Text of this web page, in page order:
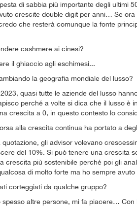
di sabbia più importante degli ultimi
crescite double digit per anni… Se
che resterà comunque la fonte
cashmere ai cinesi?
il ghiaccio agli eschimesi...
la geografia mondiale del lusso?
quasi tutte le aziende del lusso
perché a volte si dica che il lusso è
crescita a 0, in questo contesto lo
alla crescita continua ha portato a
quotazione, gli advisor volevano
del 10%. Si può tenere una crescita
crescita più sostenibile perché poi gli
di molto forte ma ho sempre
corteggiati da qualche gruppo?
spesso altre persone, mi fa piacere…